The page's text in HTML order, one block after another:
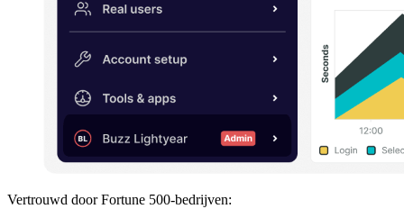
Vertrouwd door Fortune 500-bedrijven: